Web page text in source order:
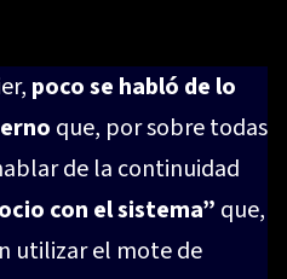
poco se habló de lo
que, por sobre todas
de la continuidad
con el sistema” que,
utilizar el mote de